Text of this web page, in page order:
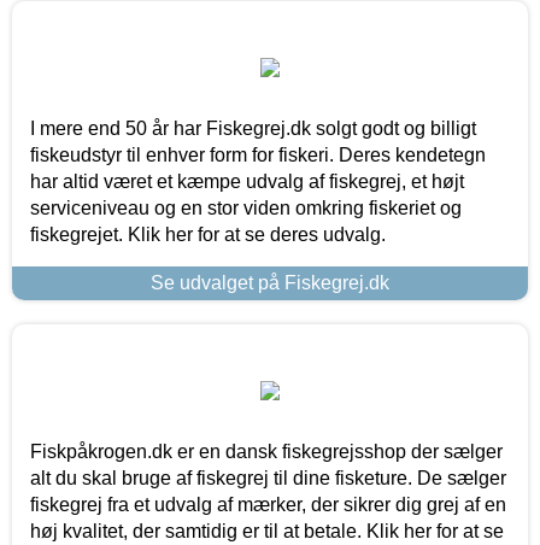
I mere end 50 år har Fiskegrej.dk solgt godt og billigt
fiskeudstyr til enhver form for fiskeri. Deres kendetegn
har altid været et kæmpe udvalg af fiskegrej, et højt
serviceniveau og en stor viden omkring fiskeriet og
fiskegrejet. Klik her for at se deres udvalg.
Se udvalget på Fiskegrej.dk
Fiskpåkrogen.dk er en dansk fiskegrejsshop der sælger
alt du skal bruge af fiskegrej til dine fisketure. De sælger
fiskegrej fra et udvalg af mærker, der sikrer dig grej af en
høj kvalitet, der samtidig er til at betale. Klik her for at se